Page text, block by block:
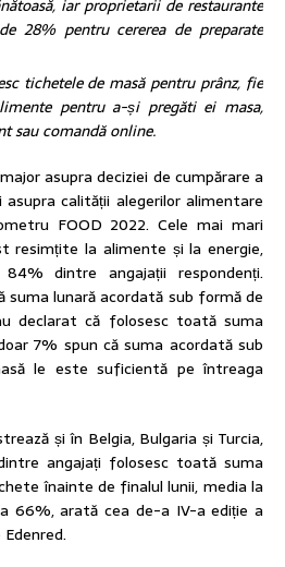
iar proprietarii de restaurante
28% pentru cererea de preparate
tichetele de masă pentru prânz, fie
pentru a-și pregăti ei masa,
sau comandă online.
asupra deciziei de cumpărare a
asupra calității alegerilor alimentare
FOOD 2022. Cele mai mari
resimțite la alimente și la energie,
dintre angajații respondenți.
lunară acordată sub formă de
declarat că folosesc toată suma
7% spun că suma acordată sub
le este suficientă pe întreaga
și în Belgia, Bulgaria și Turcia,
angajați folosesc toată suma
înainte de finalul lunii, media la
66%, arată cea de-a IV-a ediție a